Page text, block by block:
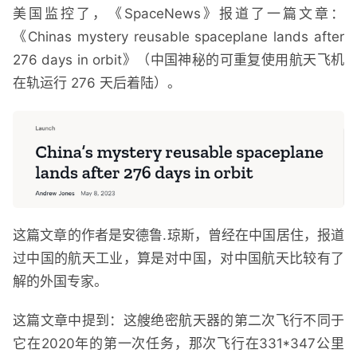
美国监控了，《SpaceNews》报道了一篇文章：
《Chinas mystery reusable spaceplane lands after
276 days in orbit》（中国神秘的可重复使用航天飞机
在轨运行 276 天后着陆）。
这篇文章的作者是安德鲁.琼斯，曾经在中国居住，报道
过中国的航天工业，算是对中国，对中国航天比较有了
解的外国专家。
这篇文章中提到：这艘绝密航天器的第二次飞行不同于
它在2020年的第一次任务，那次飞行在331*347公里